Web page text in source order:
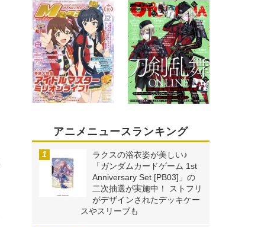
アニメニュースランキング
ラクスの浴衣姿が美しい♪
「ガンダムカードゲーム 1st
Anniversary Set [PB03]」の
二次抽選が実施中！ ストフリ
がデザインされたデッキケー
スやスリーブも